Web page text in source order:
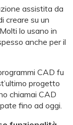
assistita da
creare su un
lo usano in
anche per il
CAD fu
progetto
chiamai CAD
fino ad oggi.